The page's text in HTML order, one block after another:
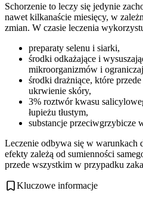
Schorzenie to leczy się jedynie
nawet kilkanaście miesięcy, w
zmian. W czasie leczenia
preparaty selenu i siarki,
środki odkażające i
mikroorganizmów i
środki drażniące, które
ukrwienie skóry,
3% roztwór kwasu
łupieżu tłustym,
substancje przeciwgrzybicze
Leczenie odbywa się w warunkach
efekty zależą od sumienności
przede wszystkim w przypadku
Kluczowe informacje